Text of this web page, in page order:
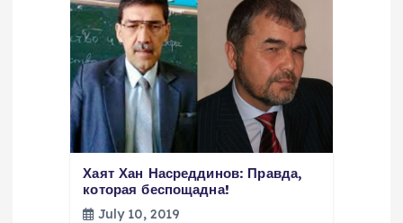
Хаят Хан Насреддинов: Правда,
которая беспощадна!
July 10, 2019